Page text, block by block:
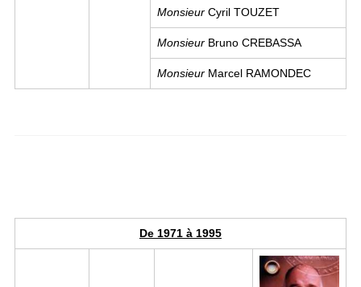
Monsieur Cyril TOUZET
Monsieur Bruno CREBASSA
Monsieur Marcel RAMONDEC
De 1971 à 1995
Image